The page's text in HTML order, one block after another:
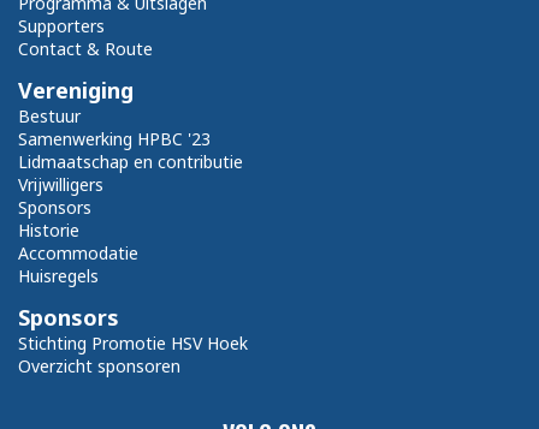
Supporters
Contact & Route
Vereniging
Bestuur
Samenwerking HPBC '23
Lidmaatschap en contributie
Vrijwilligers
Sponsors
Historie
Accommodatie
Huisregels
Sponsors
Stichting Promotie HSV Hoek
Overzicht sponsoren